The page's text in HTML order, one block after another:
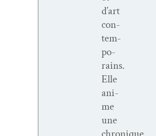
d’art
con­
tem­
po­
rains.
Elle
ani­
me
une